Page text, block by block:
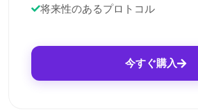
将来性のあるプロトコル
今すぐ購入